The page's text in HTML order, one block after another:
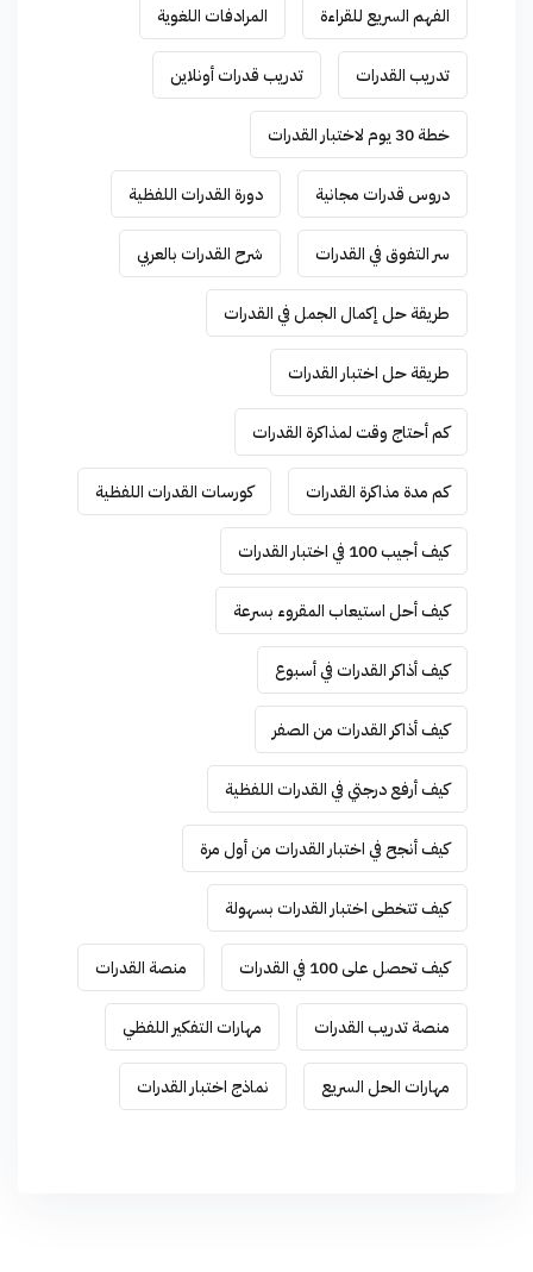
الفهم السريع للقراءة المرادفات اللغوية
تدريب القدرات تدريب قدرات أونلاين
خطة 30 يوم لاختبار القدرات
دروس قدرات مجانية دورة القدرات اللفظية
سر التفوق في القدرات شرح القدرات بالعربي
طريقة حل إكمال الجمل في القدرات
طريقة حل اختبار القدرات
كم أحتاج وقت لمذاكرة القدرات
كم مدة مذاكرة القدرات كورسات القدرات اللفظية
كيف أجيب 100 في اختبار القدرات
كيف أحل استيعاب المقروء بسرعة
كيف أذاكر القدرات في أسبوع
كيف أذاكر القدرات من الصفر
كيف أرفع درجتي في القدرات اللفظية
كيف أنجح في اختبار القدرات من أول مرة
كيف تتخطى اختبار القدرات بسهولة
كيف تحصل على 100 في القدرات منصة القدرات
منصة تدريب القدرات مهارات التفكير اللفظي
مهارات الحل السريع نماذج اختبار القدرات